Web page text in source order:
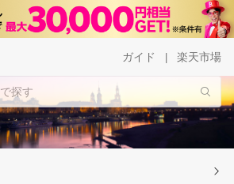
ガイド 楽天市場